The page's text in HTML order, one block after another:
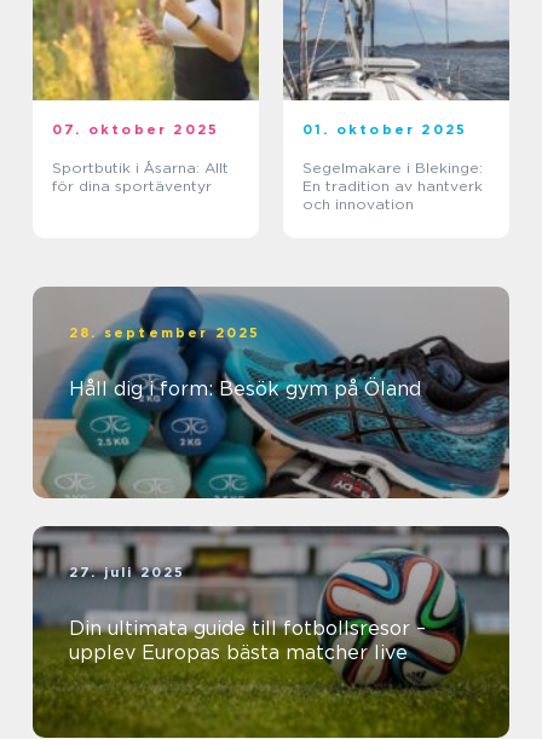
07. oktober 2025
Sportbutik i Åsarna: Allt
för dina sportäventyr
01. oktober 2025
Segelmakare i Blekinge:
En tradition av hantverk
och innovation
28. september 2025
Håll dig i form: Besök gym på Öland
27. juli 2025
Din ultimata guide till fotbollsresor –
upplev Europas bästa matcher live